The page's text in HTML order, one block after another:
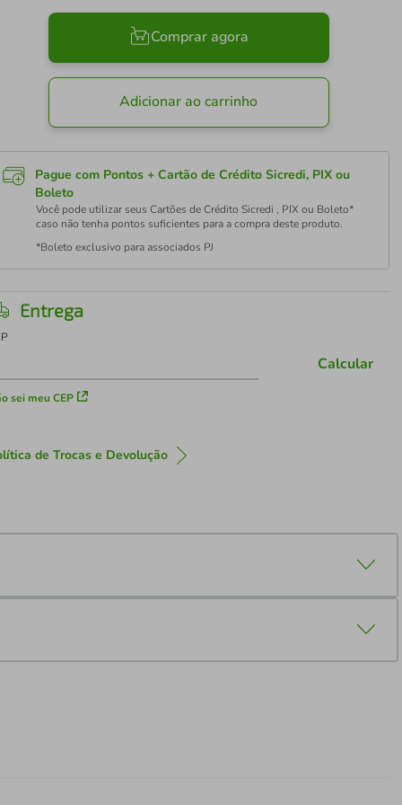
Comprar agora
Adicionar ao carrinho
Pague com Pontos + Cartão de Crédito Sicredi, PIX ou
Boleto
Você pode utilizar seus Cartões de Crédito Sicredi , PIX ou Boleto*
caso não tenha pontos suficientes para a compra deste produto.
*Boleto exclusivo para associados PJ
Entrega
sei meu CEP
Calcular
de Trocas e Devolução